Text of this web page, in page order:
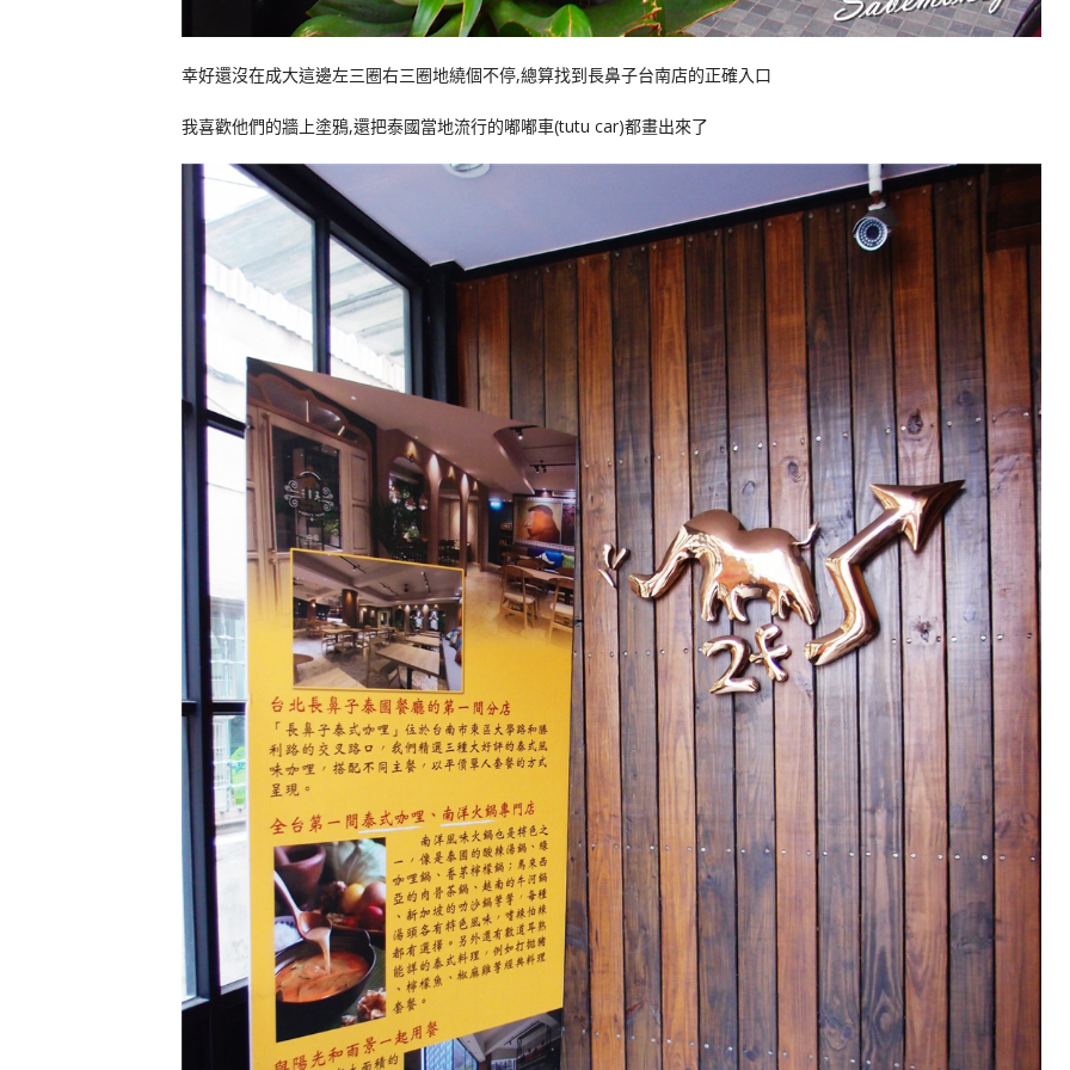
幸好還沒在成大這邊左三圈右三圈地繞個不停,總算找到長鼻子台南店的正確入口
我喜歡他們的牆上塗鴉,還把泰國當地流行的嘟嘟車(tutu car)都畫出來了